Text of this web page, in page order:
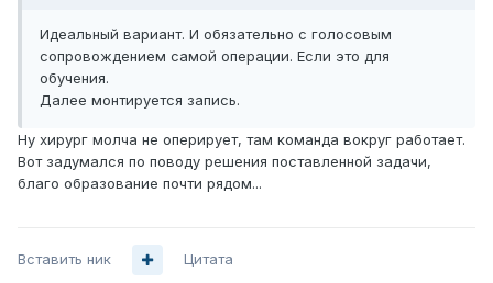
Идеальный вариант. И обязательно с голосовым
сопровождением самой операции. Если это для
обучения.
Далее монтируется запись.
Ну хирург молча не оперирует, там команда вокруг работает.
Вот задумался по поводу решения поставленной задачи,
благо образование почти рядом...
Вставить ник Цитата